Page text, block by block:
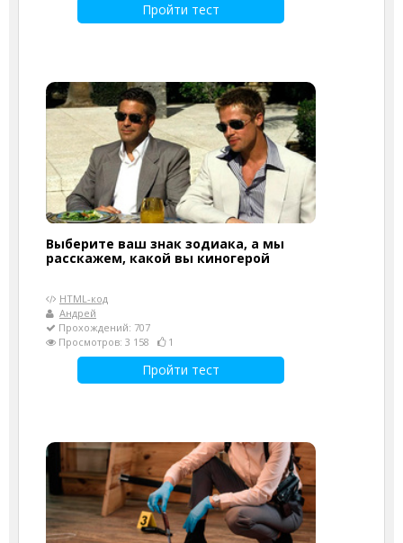
Пройти тест
Выберите ваш знак зодиака, а мы
расскажем, какой вы киногерой
HTML-код
Андрей
Прохождений: 707
Просмотров: 3 158
1
Пройти тест